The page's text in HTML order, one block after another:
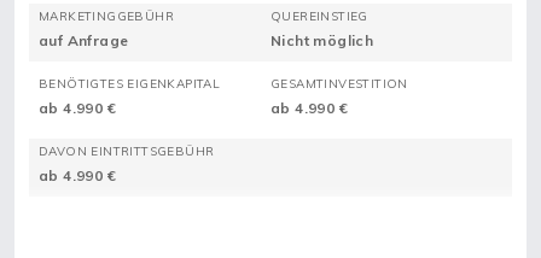
MARKETINGGEBÜHR
auf Anfrage
QUEREINSTIEG
Nicht möglich
BENÖTIGTES EIGENKAPITAL
ab 4.990 €
GESAMTINVESTITION
ab 4.990 €
DAVON EINTRITTSGEBÜHR
ab 4.990 €